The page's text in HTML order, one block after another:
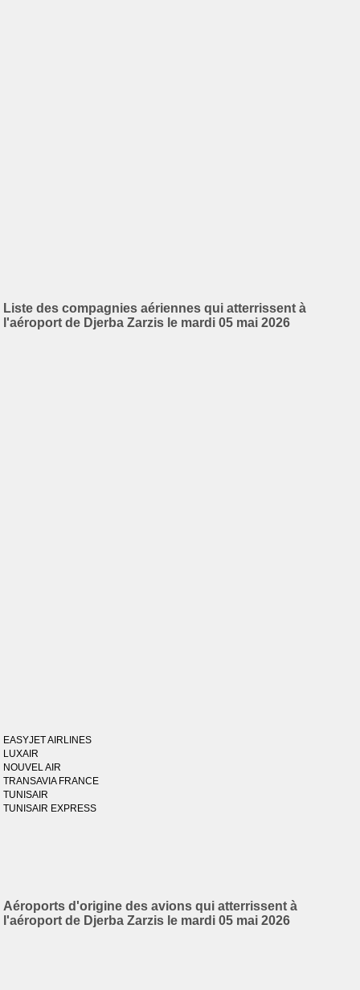
Liste des compagnies aériennes qui atterrissent à
l'aéroport de Djerba Zarzis le mardi 05 mai 2026
EASYJET AIRLINES
LUXAIR
NOUVEL AIR
TRANSAVIA FRANCE
TUNISAIR
TUNISAIR EXPRESS
Aéroports d'origine des avions qui atterrissent à
l'aéroport de Djerba Zarzis le mardi 05 mai 2026